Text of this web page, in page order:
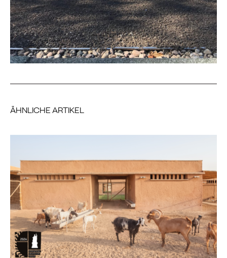
ÄHNLICHE ARTIKEL